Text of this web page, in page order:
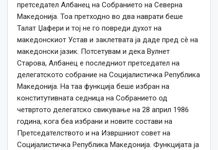
претседател Албанец на Собранието на Северна
Македонија. Тоа претходно во два наврати беше
Талат Џафери и тој не го повреди духот на
македонскиот Устав и заклетвата ја даде пред сѐ на
македонски јазик. Потсетувам и дека Вулнет
Старова, Албанец е последниот претседател на
делегатското собрание на Социјалистичка Република
Македонија. На таа функција беше избран на
конститутивната седница на Собранието од
четвртото делегатско свикување на 28 април 1986
година, кога беа избрани и новите состави на
Претседателството и на Извршниот совет на
Социјалистичка Република Македонија. Функцијата ја